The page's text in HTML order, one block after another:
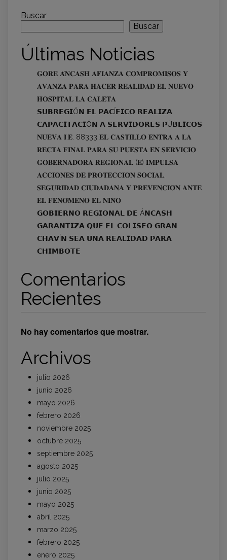
Buscar
Buscar
Últimas Noticias
𝐆𝐎𝐑𝐄 𝐀́𝐍𝐂𝐀𝐒𝐇 𝐀𝐅𝐈𝐀𝐍𝐙𝐀 𝐂𝐎𝐌𝐏𝐑𝐎𝐌𝐈𝐒𝐎𝐒 𝐘
𝐀𝐕𝐀𝐍𝐙𝐀 𝐏𝐀𝐑𝐀 𝐇𝐀𝐂𝐄𝐑 𝐑𝐄𝐀𝐋𝐈𝐃𝐀𝐃 𝐄𝐋 𝐍𝐔𝐄𝐕𝐎
𝐇𝐎𝐒𝐏𝐈𝐓𝐀𝐋 𝐋𝐀 𝐂𝐀𝐋𝐄𝐓𝐀
𝗦𝗨𝗕𝗥𝗘𝗚𝗜Ó𝗡 𝗘𝗟 𝗣𝗔𝗖Í𝗙𝗜𝗖𝗢 𝗥𝗘𝗔𝗟𝗜𝗭𝗔
𝗖𝗔𝗣𝗔𝗖𝗜𝗧𝗔𝗖𝗜Ó𝗡 𝗔 𝗦𝗘𝗥𝗩𝗜𝗗𝗢𝗥𝗘𝗦 𝗣Ú𝗕𝗟𝗜𝗖𝗢𝗦
𝐍𝐔𝐄𝐕𝐀 𝐈.𝐄. 88333 𝐄𝐋 𝐂𝐀𝐒𝐓𝐈𝐋𝐋𝐎 𝐄𝐍𝐓𝐑𝐀 𝐀 𝐋𝐀
𝐑𝐄𝐂𝐓𝐀 𝐅𝐈𝐍𝐀𝐋 𝐏𝐀𝐑𝐀 𝐒𝐔 𝐏𝐔𝐄𝐒𝐓𝐀 𝐄𝐍 𝐒𝐄𝐑𝐕𝐈𝐂𝐈𝐎
𝐆𝐎𝐁𝐄𝐑𝐍𝐀𝐃𝐎𝐑𝐀 𝐑𝐄𝐆𝐈𝐎𝐍𝐀𝐋 (𝐄) 𝐈𝐌𝐏𝐔𝐋𝐒𝐀
𝐀𝐂𝐂𝐈𝐎𝐍𝐄𝐒 𝐃𝐄 𝐏𝐑𝐎𝐓𝐄𝐂𝐂𝐈𝐎́𝐍 𝐒𝐎𝐂𝐈𝐀𝐋,
𝐒𝐄𝐆𝐔𝐑𝐈𝐃𝐀𝐃 𝐂𝐈𝐔𝐃𝐀𝐃𝐀𝐍𝐀 𝐘 𝐏𝐑𝐄𝐕𝐄𝐍𝐂𝐈𝐎́𝐍 𝐀𝐍𝐓𝐄
𝐄𝐋 𝐅𝐄𝐍𝐎́𝐌𝐄𝐍𝐎 𝐄𝐋 𝐍𝐈𝐍̃𝐎
𝗚𝗢𝗕𝗜𝗘𝗥𝗡𝗢 𝗥𝗘𝗚𝗜𝗢𝗡𝗔𝗟 𝗗𝗘 Á𝗡𝗖𝗔𝗦𝗛
𝗚𝗔𝗥𝗔𝗡𝗧𝗜𝗭𝗔 𝗤𝗨𝗘 𝗘𝗟 𝗖𝗢𝗟𝗜𝗦𝗘𝗢 𝗚𝗥𝗔𝗡
𝗖𝗛𝗔𝗩Í𝗡 𝗦𝗘𝗔 𝗨𝗡𝗔 𝗥𝗘𝗔𝗟𝗜𝗗𝗔𝗗 𝗣𝗔𝗥𝗔
𝗖𝗛𝗜𝗠𝗕𝗢𝗧𝗘
Comentarios
Recientes
No hay comentarios que mostrar.
Archivos
julio 2026
junio 2026
mayo 2026
febrero 2026
noviembre 2025
octubre 2025
septiembre 2025
agosto 2025
julio 2025
junio 2025
mayo 2025
abril 2025
marzo 2025
febrero 2025
enero 2025